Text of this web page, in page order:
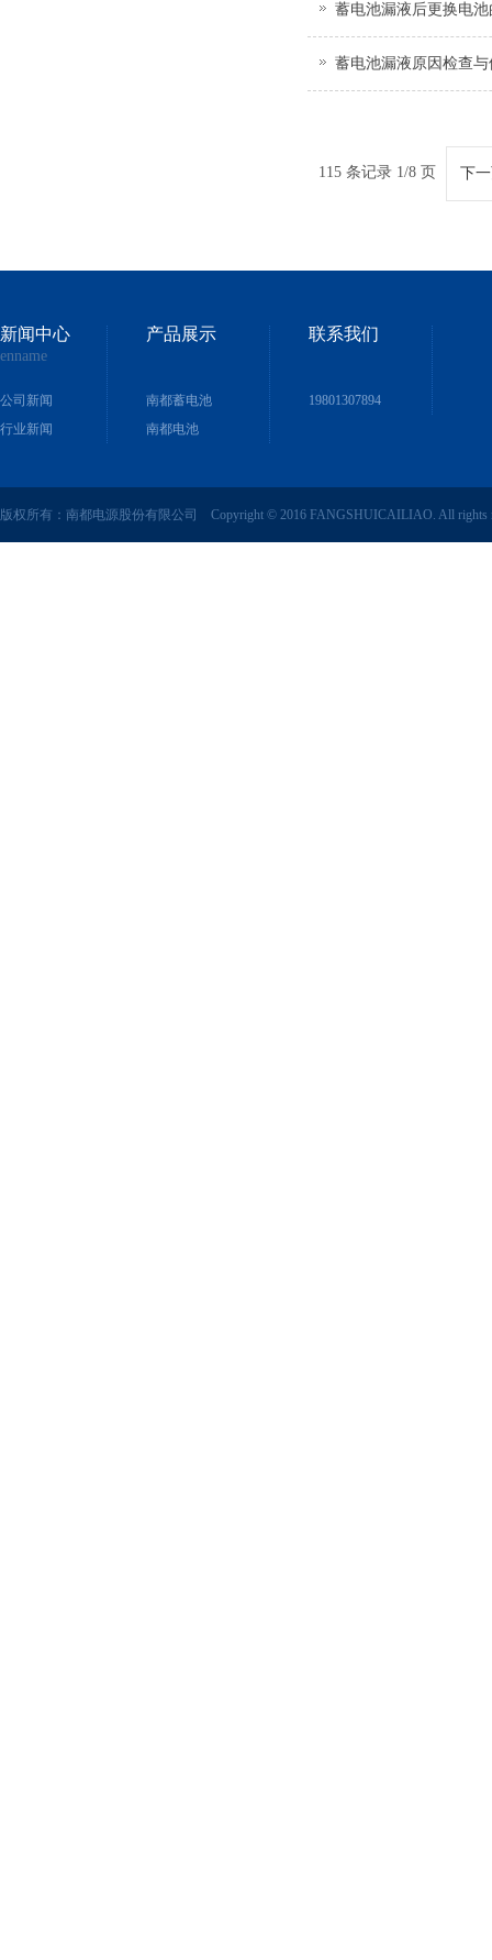
蓄电池漏液后更换电
蓄电池漏液原因检查与
115 条记录 1/8 页 下
新闻中心
enname
公司新闻
行业新闻
产品展示
南都蓄电池
南都电池
联系我们
19801307894
版权所有：南都电源股份有限公司 Copyright © 2016 FANGSHUICAILIAO. All